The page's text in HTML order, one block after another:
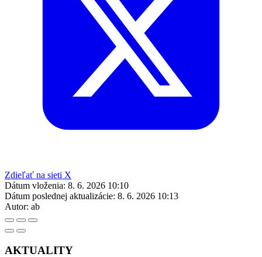
Zdieľať na sieti X
Dátum vloženia: 8. 6. 2026 10:10
Dátum poslednej aktualizácie: 8. 6. 2026 10:13
Autor: ab
AKTUALITY